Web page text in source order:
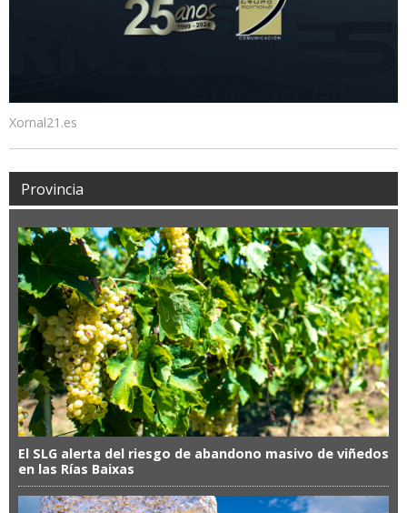
Xornal21.es
Provincia
El SLG alerta del riesgo de abandono masivo de viñedos
en las Rías Baixas